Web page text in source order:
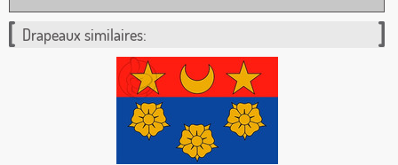
Drapeaux similaires: